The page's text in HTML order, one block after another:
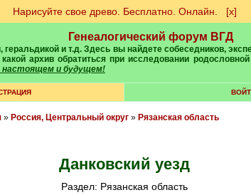
Нарисуйте свое древо. Бесплатно. Онлайн. [х]
Генеалогический форум ВГД
архив обратиться при исследовании
настоящем и будущем!
» Россия, Центральный округ» Рязанская область
Данковский уезд
Раздел: Рязанская область